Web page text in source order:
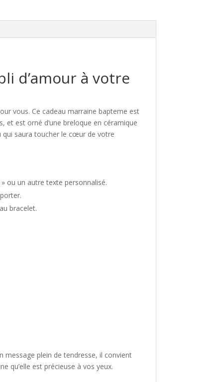
d’amour à votre
vous. Ce cadeau marraine bapteme est
et est orné d’une breloque en céramique
qui saura toucher le cœur de votre
ou un autre texte personnalisé.
bracelet.
message plein de tendresse, il convient
qu’elle est précieuse à vos yeux.